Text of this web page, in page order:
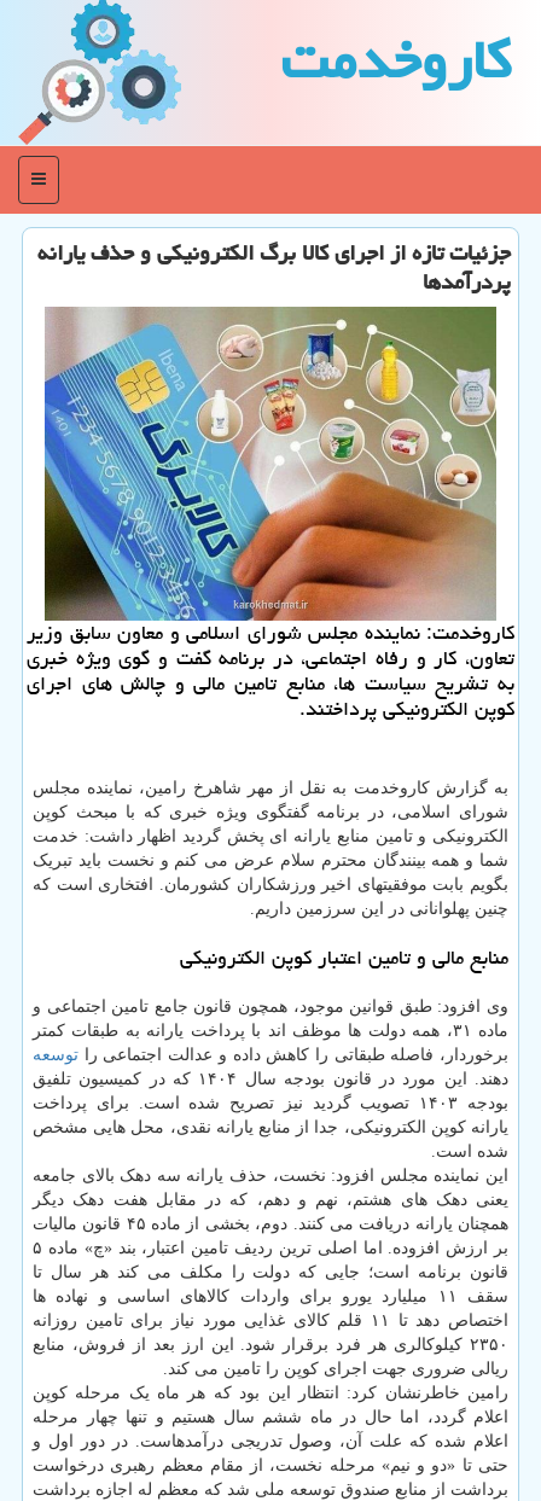
كاروخدمت
منو
جزئیات تازه از اجرای کالا برگ الکترونیکی و حذف یارانه
پردرآمدها
کاروخدمت: نماینده مجلس شورای اسلامی و معاون سابق وزیر
تعاون، کار و رفاه اجتماعی، در برنامه گفت و گوی ویژه خبری
به تشریح سیاست ها، منابع تامین مالی و چالش های اجرای
کوپن الکترونیکی پرداختند.
به گزارش کاروخدمت به نقل از مهر شاهرخ رامین، نماینده مجلس
شورای اسلامی، در برنامه گفتگوی ویژه خبری که با مبحث کوپن
الکترونیکی و تامین منابع یارانه ای پخش گردید اظهار داشت: خدمت
شما و همه بینندگان محترم سلام عرض می کنم و نخست باید تبریک
بگویم بابت موفقیتهای اخیر ورزشکاران کشورمان. افتخاری است که
چنین پهلوانانی در این سرزمین داریم.
منابع مالی و تامین اعتبار کوپن الکترونیکی
وی افزود: طبق قوانین موجود، همچون قانون جامع تامین اجتماعی و
ماده ۳۱، همه دولت ها موظف اند با پرداخت یارانه به طبقات کمتر
برخوردار، فاصله طبقاتی را کاهش داده و عدالت اجتماعی را توسعه
دهند. این مورد در قانون بودجه سال ۱۴۰۴ که در کمیسیون تلفیق
بودجه ۱۴۰۳ تصویب گردید نیز تصریح شده است. برای پرداخت
یارانه کوپن الکترونیکی، جدا از منابع یارانه نقدی، محل هایی مشخص
شده است.
این نماینده مجلس افزود: نخست، حذف یارانه سه دهک بالای جامعه
یعنی دهک های هشتم، نهم و دهم، که در مقابل هفت دهک دیگر
همچنان یارانه دریافت می کنند. دوم، بخشی از ماده ۴۵ قانون مالیات
بر ارزش افزوده. اما اصلی ترین ردیف تامین اعتبار، بند «چ» ماده ۵
قانون برنامه است؛ جایی که دولت را مکلف می کند هر سال تا
سقف ۱۱ میلیارد یورو برای واردات کالاهای اساسی و نهاده ها
اختصاص دهد تا ۱۱ قلم کالای غذایی مورد نیاز برای تامین روزانه
۲۳۵۰ کیلوکالری هر فرد برقرار شود. این ارز بعد از فروش، منابع
ریالی ضروری جهت اجرای کوپن را تامین می کند.
رامین خاطرنشان کرد: انتظار این بود که هر ماه یک مرحله کوپن
اعلام گردد، اما حال در ماه ششم سال هستیم و تنها چهار مرحله
اعلام شده که علت آن، وصول تدریجی درآمدهاست. در دور اول و
حتی تا «دو و نیم» مرحله نخست، از مقام معظم رهبری درخواست
برداشت از منابع صندوق توسعه ملی شد که معظم له اجازه برداشت